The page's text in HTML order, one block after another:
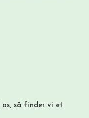
så finder vi et